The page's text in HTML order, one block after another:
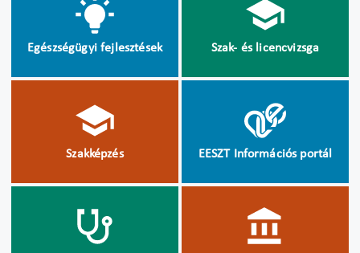
Egészségügyi fejlesztések Szak- és licencvizsga
Szakképzés EESZT Információs portál